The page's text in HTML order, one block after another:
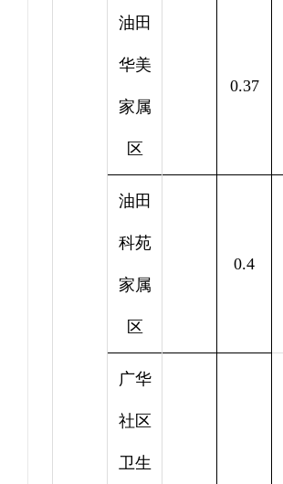
油田
华美
家属
区
0.37
油田
科苑
家属
区
0.4
广华
社区
卫生